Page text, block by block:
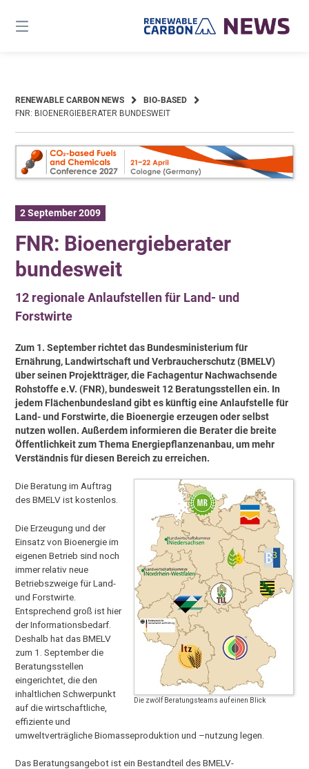
content
RENEWABLE CARBON NEWS
BIO-BASED
FNR: BIOENERGIEBERATER BUNDESWEIT
2 September 2009
FNR: Bioenergieberater
bundesweit
12 regionale Anlaufstellen für Land- und
Forstwirte
Zum 1. September richtet das Bundesministerium für
Ernährung, Landwirtschaft und Verbraucherschutz (BMELV)
über seinen Projektträger, die Fachagentur Nachwachsende
Rohstoffe e.V. (FNR), bundesweit 12 Beratungsstellen ein. In
jedem Flächenbundesland gibt es künftig eine Anlaufstelle für
Land- und Forstwirte, die Bioenergie erzeugen oder selbst
nutzen wollen. Außerdem informieren die Berater die breite
Öffentlichkeit zum Thema Energiepflanzenanbau, um mehr
Verständnis für diesen Bereich zu erreichen.
Die zwölf Beratungsteams auf einen Blick
Die Beratung im Auftrag
des BMELV ist kostenlos.
Die Erzeugung und der
Einsatz von Bioenergie im
eigenen Betrieb sind noch
immer relativ neue
Betriebszweige für Land-
und Forstwirte.
Entsprechend groß ist hier
der Informationsbedarf.
Deshalb hat das BMELV
zum 1. September die
Beratungsstellen
eingerichtet, die den
inhaltlichen Schwerpunkt
auf die wirtschaftliche,
effiziente und
umweltverträgliche Biomasseproduktion und –nutzung legen.
Das Beratungsangebot ist ein Bestandteil des BMELV-